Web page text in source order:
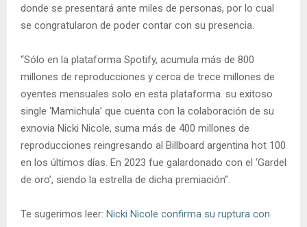
donde se presentará ante miles de personas, por lo cual
se congratularon de poder contar con su presencia.
“Sólo en la plataforma Spotify, acumula más de 800
millones de reproducciones y cerca de trece millones de
oyentes mensuales solo en esta plataforma. su exitoso
single ‘Mamichula’ que cuenta con la colaboración de su
exnovia Nicki Nicole, suma más de 400 millones de
reproducciones reingresando al Billboard argentina hot 100
en los últimos días. En 2023 fue galardonado con el ‘Gardel
de oro’, siendo la estrella de dicha premiación”.
Te sugerimos leer: Nicki Nicole confirma su ruptura con